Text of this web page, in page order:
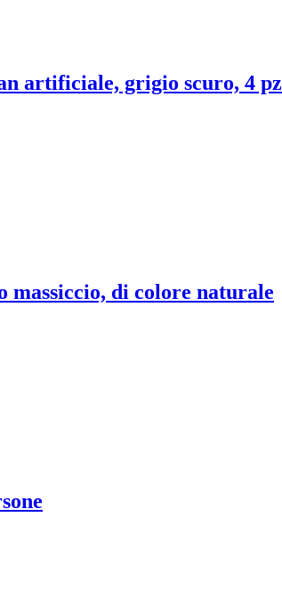
artificiale, grigio scuro, 4 pz
massiccio, di colore naturale